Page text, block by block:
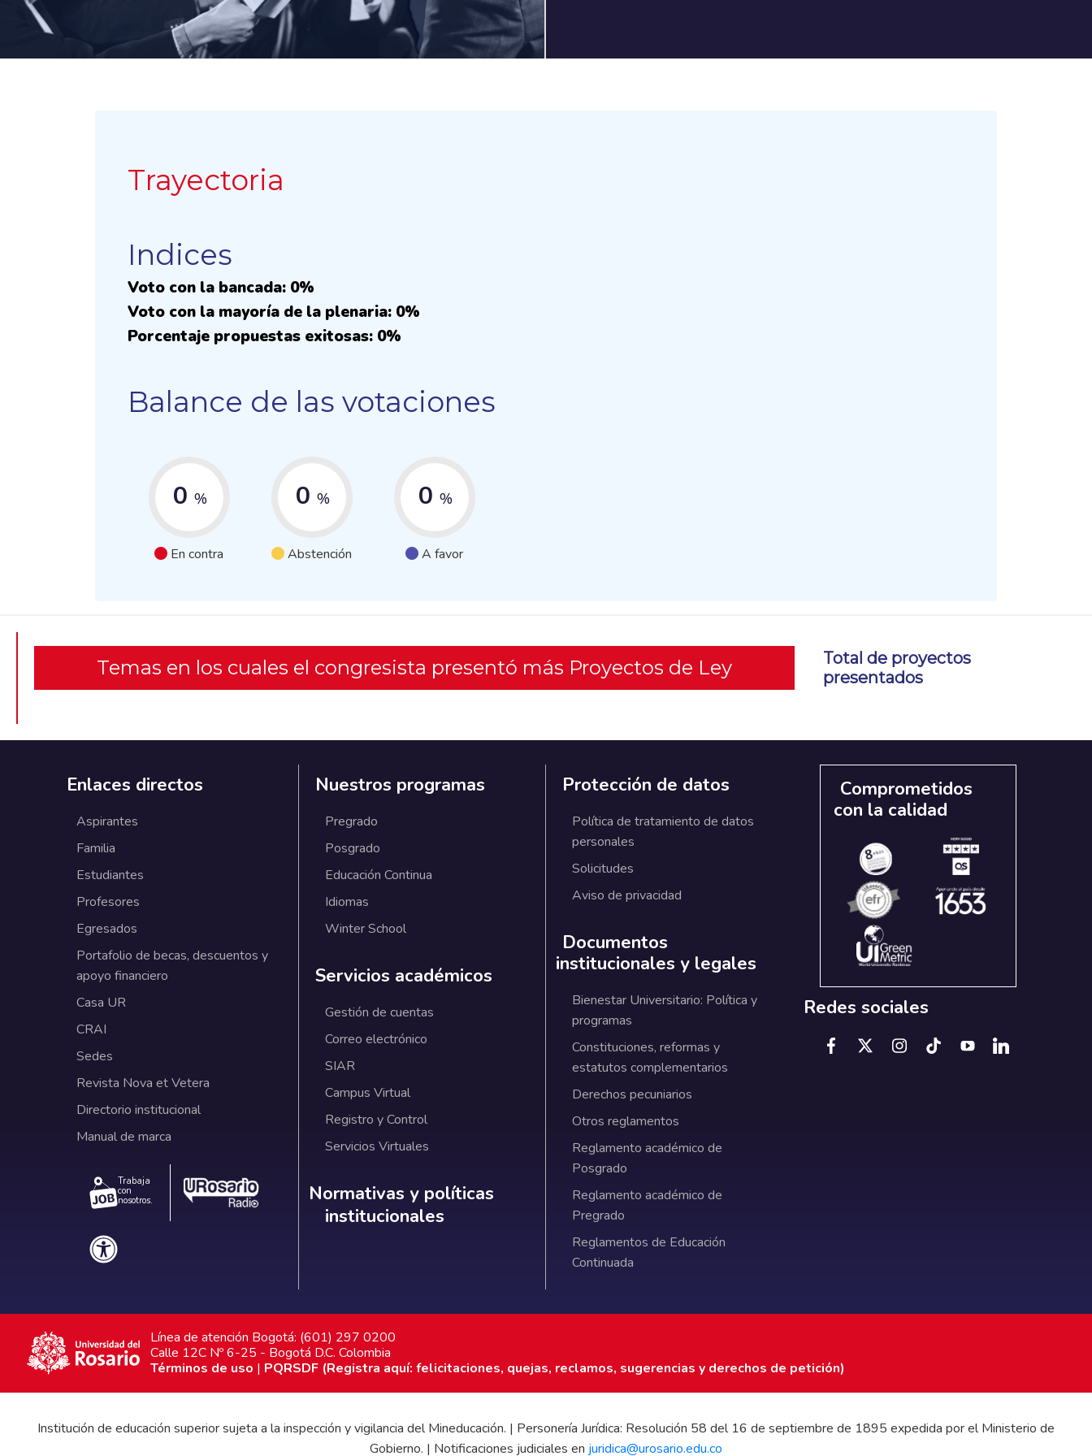
Trayectoria
Indices
Voto con la bancada: 0%
Voto con la mayoría de la plenaria: 0%
Porcentaje propuestas exitosas: 0%
Balance de las votaciones
0 %
En contra
0 %
Abstención
0 %
A favor
Temas en los cuales el congresista presentó más Proyectos de Ley
Total de proyectos
presentados
Enlaces directos
Aspirantes
Familia
Estudiantes
Profesores
Egresados
Portafolio de becas, descuentos y
apoyo financiero
Casa UR
CRAI
Sedes
Revista Nova et Vetera
Directorio institucional
Manual de marca
Trabaja
con
nosotros.
Nuestros programas
Pregrado
Posgrado
Educación Continua
Idiomas
Winter School
Servicios académicos
Gestión de cuentas
Correo electrónico
SIAR
Campus Virtual
Registro y Control
Servicios Virtuales
Normativas y políticas institucionales
Normativas y políticas
institucionales
Protección de datos
Política de tratamiento de datos
personales
Solicitudes
Aviso de privacidad
Documentos
institucionales y legales
Bienestar Universitario: Política y
programas
Constituciones, reformas y
estatutos complementarios
Derechos pecuniarios
Otros reglamentos
Reglamento académico de
Posgrado
Reglamento académico de
Pregrado
Reglamentos de Educación
Continuada
Comprometidos
con la calidad
Redes sociales
Línea de atención Bogotá: (601) 297 0200
Calle 12C Nº 6-25 - Bogotá D.C. Colombia
Términos de uso | PQRSDF (Registra aquí: felicitaciones, quejas, reclamos, sugerencias y derechos de petición)
Institución de educación superior sujeta a la inspección y vigilancia del Mineducación. | Personería Jurídica: Resolución 58 del 16 de septiembre de 1895 expedida por el Ministerio de
Gobierno. | Notificaciones judiciales en juridica@urosario.edu.co